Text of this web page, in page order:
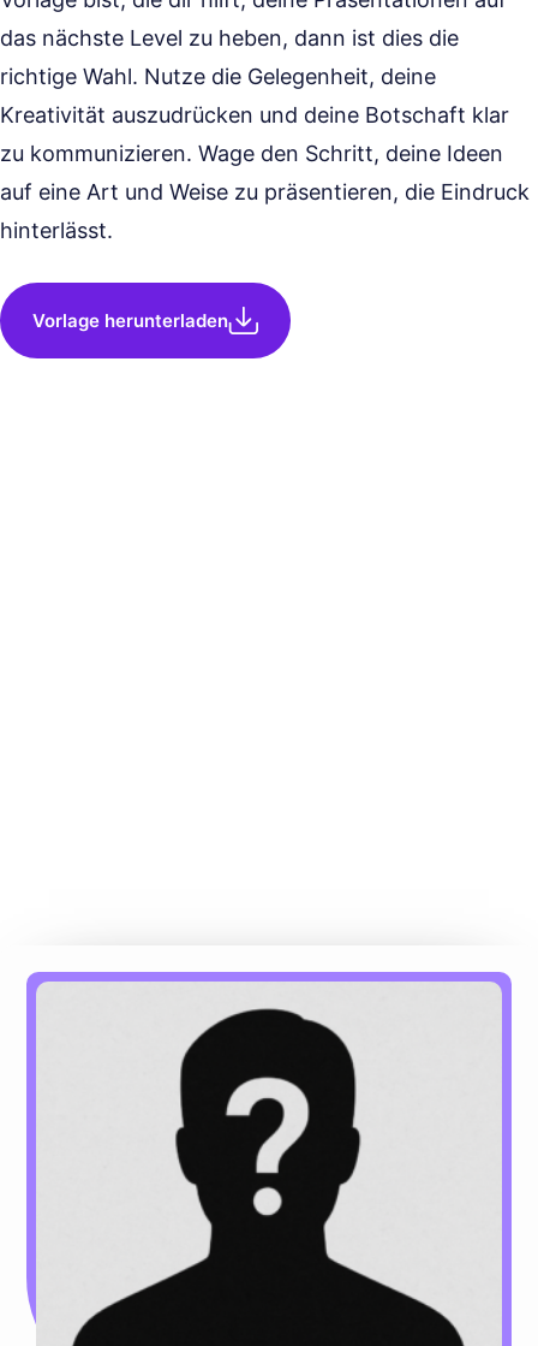
das nächste Level zu heben, dann ist dies die
richtige Wahl. Nutze die Gelegenheit, deine
Kreativität auszudrücken und deine Botschaft klar
zu kommunizieren. Wage den Schritt, deine Ideen
auf eine Art und Weise zu präsentieren, die Eindruck
hinterlässt.
Vorlage herunterladen